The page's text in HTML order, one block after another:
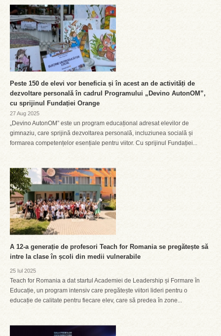
Peste 150 de elevi vor beneficia și în acest an de activități de
dezvoltare personală în cadrul Programului „Devino AutonOM”,
cu sprijinul Fundației Orange
27 Aug 2025
„Devino AutonOM” este un program educațional adresat elevilor de
gimnaziu, care sprijină dezvoltarea personală, incluziunea socială și
formarea competențelor esențiale pentru viitor. Cu sprijinul Fundației...
A 12-a generație de profesori Teach for Romania se pregătește să
intre la clase în școli din medii vulnerabile
25 Iul 2025
Teach for Romania a dat startul Academiei de Leadership și Formare în
Educație, un program intensiv care pregătește viitori lideri pentru o
educație de calitate pentru fiecare elev, care să predea în zone...